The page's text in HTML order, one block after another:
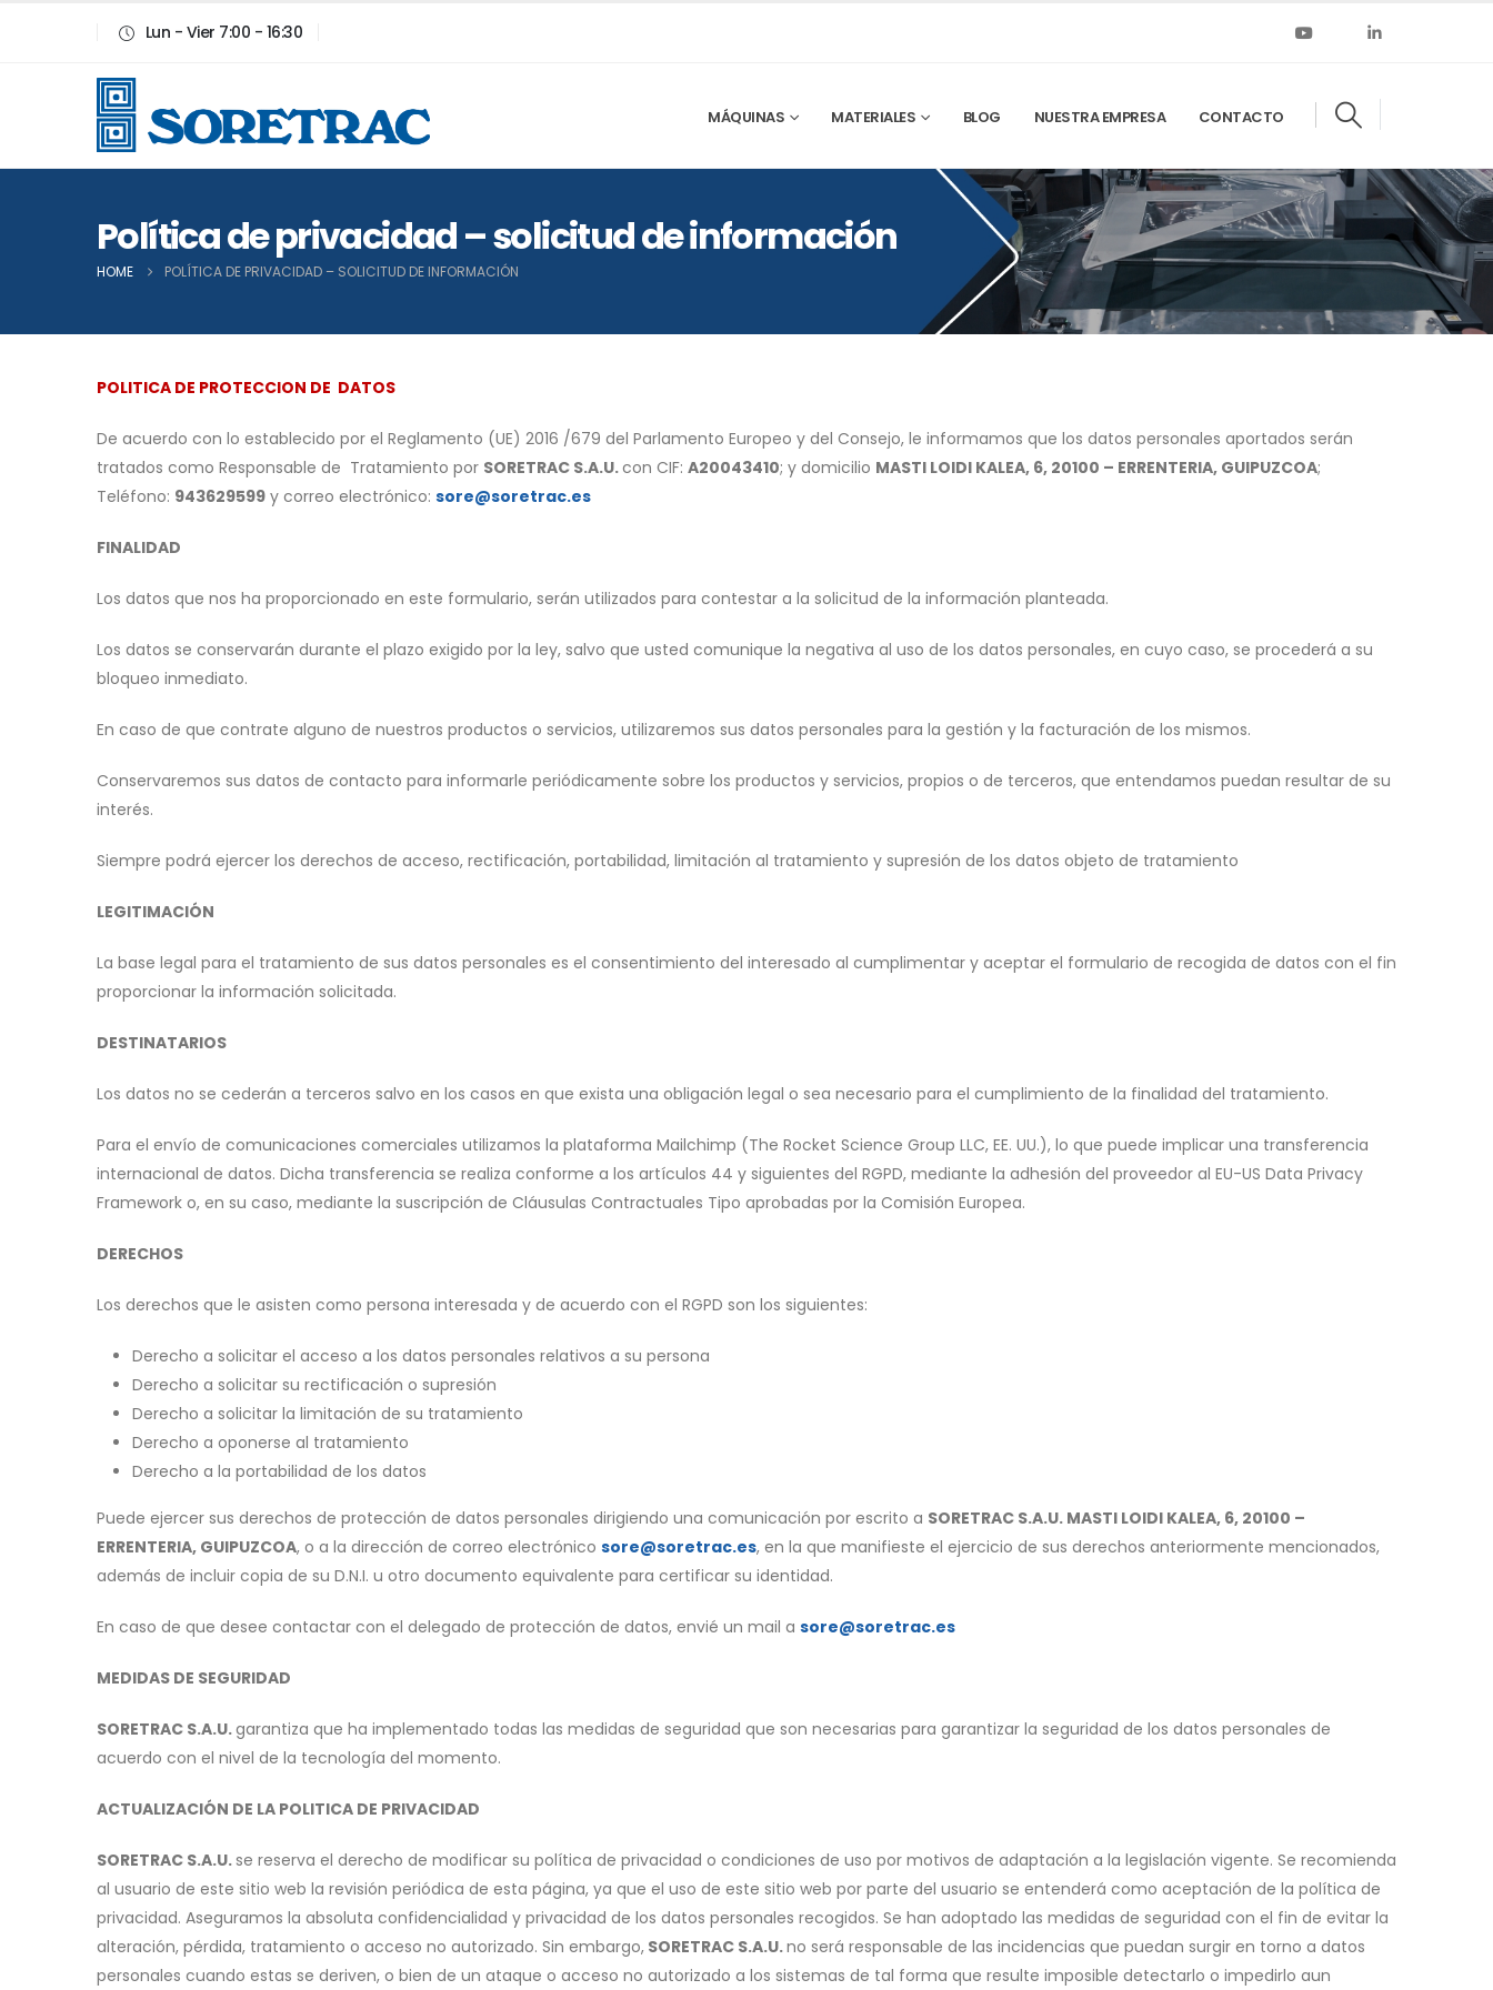
Lun - Vier 7:00 - 16:30
MÁQUINAS MATERIALES BLOG NUESTRA EMPRESA CONTACTO
Política de privacidad – solicitud de información
HOME POLÍTICA DE PRIVACIDAD – SOLICITUD DE INFORMACIÓN
POLITICA DE PROTECCION DE DATOS
De acuerdo con lo establecido por el Reglamento (UE) 2016 /679 del Parlamento Europeo y del Consejo, le informamos que los datos personales aportados serán
tratados como Responsable de Tratamiento por SORETRAC S.A.U.con CIF: A20043410; y domicilio MASTI LOIDI KALEA, 6, 20100 – ERRENTERIA, GUIPUZCOA;
Teléfono: 943629599 y correo electrónico: sore@soretrac.es
FINALIDAD
Los datos que nos ha proporcionado en este formulario, serán utilizados para contestar a la solicitud de la información planteada.
Los datos se conservarán durante el plazo exigido por la ley, salvo que usted comunique la negativa al uso de los datos personales, en cuyo caso, se procederá a su
bloqueo inmediato.
En caso de que contrate alguno de nuestros productos o servicios, utilizaremos sus datos personales para la gestión y la facturación de los mismos.
Conservaremos sus datos de contacto para informarle periódicamente sobre los productos y servicios, propios o de terceros, que entendamos puedan resultar de su
interés.
Siempre podrá ejercer los derechos de acceso, rectificación, portabilidad, limitación al tratamiento y supresión de los datos objeto de tratamiento
LEGITIMACIÓN
La base legal para el tratamiento de sus datos personales es el consentimiento del interesado al cumplimentar y aceptar el formulario de recogida de datos con el fin
proporcionar la información solicitada.
DESTINATARIOS
Los datos no se cederán a terceros salvo en los casos en que exista una obligación legal o sea necesario para el cumplimiento de la finalidad del tratamiento.
Para el envío de comunicaciones comerciales utilizamos la plataforma Mailchimp (The Rocket Science Group LLC, EE. UU.), lo que puede implicar una transferencia
internacional de datos. Dicha transferencia se realiza conforme a los artículos 44 y siguientes del RGPD, mediante la adhesión del proveedor al EU-US Data Privacy
Framework o, en su caso, mediante la suscripción de Cláusulas Contractuales Tipo aprobadas por la Comisión Europea.
DERECHOS
Los derechos que le asisten como persona interesada y de acuerdo con el RGPD son los siguientes:
Derecho a solicitar el acceso a los datos personales relativos a su persona
Derecho a solicitar su rectificación o supresión
Derecho a solicitar la limitación de su tratamiento
Derecho a oponerse al tratamiento
Derecho a la portabilidad de los datos
Puede ejercer sus derechos de protección de datos personales dirigiendo una comunicación por escrito a SORETRAC S.A.U. MASTI LOIDI KALEA, 6, 20100 –
ERRENTERIA, GUIPUZCOA, o a la dirección de correo electrónico sore@soretrac.es, en la que manifieste el ejercicio de sus derechos anteriormente mencionados,
además de incluir copia de su D.N.I. u otro documento equivalente para certificar su identidad.
En caso de que desee contactar con el delegado de protección de datos, envié un mail a sore@soretrac.es
MEDIDAS DE SEGURIDAD
SORETRAC S.A.U.garantiza que ha implementado todas las medidas de seguridad que son necesarias para garantizar la seguridad de los datos personales de
acuerdo con el nivel de la tecnología del momento.
ACTUALIZACIÓN DE LA POLITICA DE PRIVACIDAD
SORETRAC S.A.U.se reserva el derecho de modificar su política de privacidad o condiciones de uso por motivos de adaptación a la legislación vigente. Se recomienda
al usuario de este sitio web la revisión periódica de esta página, ya que el uso de este sitio web por parte del usuario se entenderá como aceptación de la política de
privacidad. Aseguramos la absoluta confidencialidad y privacidad de los datos personales recogidos. Se han adoptado las medidas de seguridad con el fin de evitar la
alteración, pérdida, tratamiento o acceso no autorizado. Sin embargo, SORETRAC S.A.U.no será responsable de las incidencias que puedan surgir en torno a datos
personales cuando estas se deriven, o bien de un ataque o acceso no autorizado a los sistemas de tal forma que resulte imposible detectarlo o impedirlo aun